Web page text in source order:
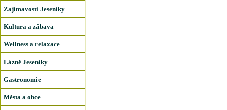
Zajímavosti Jeseníky
Kultura a zábava
Wellness a relaxace
Lázně Jeseníky
Gastronomie
Města a obce